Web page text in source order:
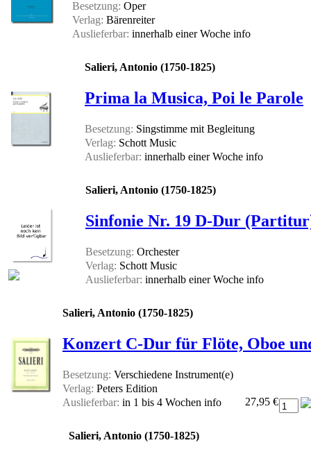
Besetzung: Oper
Verlag: Bärenreiter
Auslieferbar: innerhalb einer Woche info
Salieri, Antonio (1750-1825)
Prima la Musica, Poi le Parole
Besetzung: Singstimme mit Begleitung
Verlag: Schott Music
Auslieferbar: innerhalb einer Woche info
Salieri, Antonio (1750-1825)
Sinfonie Nr. 19 D-Dur
Besetzung: Orchester
Verlag: Schott Music
Auslieferbar: innerhalb einer Woche info
Salieri, Antonio (1750-1825)
Konzert C-Dur für Flöte, Oboe
Besetzung: Verschiedene Instrument(e)
Verlag: Peters Edition
Auslieferbar: in 1 bis 4 Wochen info 27,95 €
Salieri, Antonio (1750-1825)